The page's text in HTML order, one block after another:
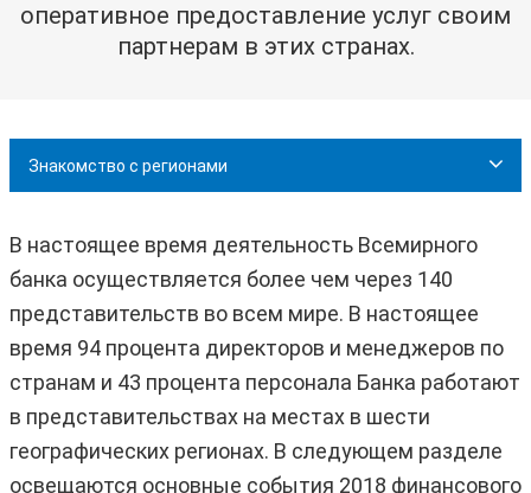
оперативное предоставление услуг своим
партнерам в этих странах.
Знакомство с регионами
В настоящее время деятельность Всемирного
банка осуществляется более чем через 140
представительств во всем мире. В настоящее
время 94 процента директоров и менеджеров по
странам и 43 процента персонала Банка работают
в представительствах на местах в шести
географических регионах. В следующем разделе
освещаются основные события 2018 финансового